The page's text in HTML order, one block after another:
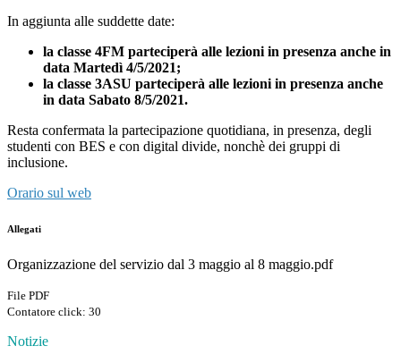
In aggiunta alle suddette date:
la classe 4FM parteciperà alle lezioni in presenza anche in
data Martedì 4/5/2021;
la classe 3ASU parteciperà alle lezioni in presenza anche
in data Sabato 8/5/2021.
Resta confermata la partecipazione quotidiana, in presenza, degli
studenti con BES e con digital divide, nonchè dei gruppi di
inclusione.
Orario sul web
Allegati
Organizzazione del servizio dal 3 maggio al 8 maggio.pdf
File PDF
Contatore click: 30
Notizie